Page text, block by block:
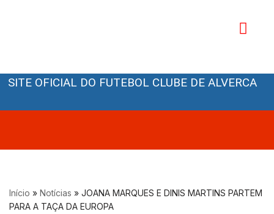
conteúdo
SITE OFICIAL DO FUTEBOL CLUBE DE ALVERCA
Início » Notícias » JOANA MARQUES E DINIS MARTINS PARTEM
PARA A TAÇA DA EUROPA